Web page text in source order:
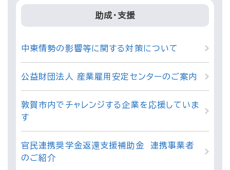
助成・支援
中東情勢の影響等に関する対策について
公益財団法人 産業雇用安定センターのご案内
敦賀市内でチャレンジする企業を応援していま
す
官民連携奨学金返還支援補助金 連携事業者
のご紹介